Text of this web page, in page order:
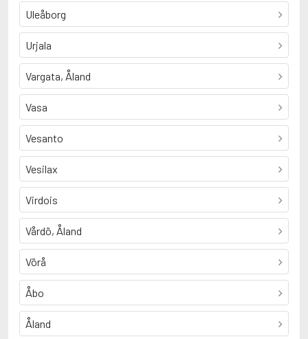
Uleåborg
Urjala
Vargata, Åland
Vasa
Vesanto
Vesilax
Virdois
Vårdö, Åland
Vörå
Åbo
Åland